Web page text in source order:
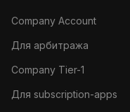
Company Account
Для арбитража
Company Tier-1
Для subscription-apps